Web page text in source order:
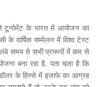
टूर्नामेंट के भारत में आयोजन का
के वार्षिक सम्मेलन में विश्व टेस्ट
लंबे समय से सभी प्रारूपों में कम से
बना रहा है. पता चला है कि
के हिस्से में इजाफे का आग्रह